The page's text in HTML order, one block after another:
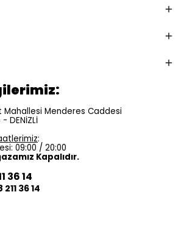
Mahallesi Menderes Caddesi
DENİZLİ
:
09:00 / 20:00
Kapalıdır.
36 14
36 14